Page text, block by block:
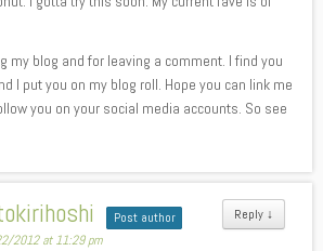
my blog and for leaving a comment. I find you
I put you on my blog roll. Hope you can link me
you on your social media accounts. So see
Reply ↓
Post author
2012 at 11:29 pm